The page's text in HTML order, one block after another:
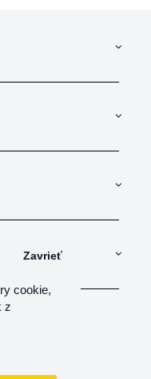
cookie,
z
Zavrieť